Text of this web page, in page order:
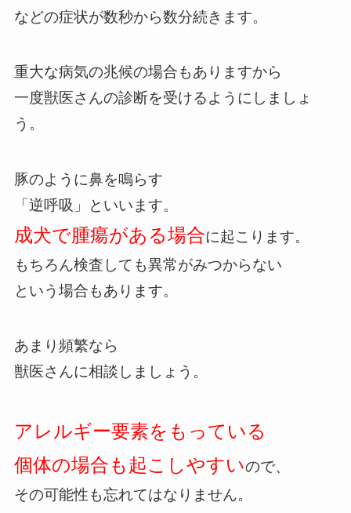
などの症状が数秒から数分続きます。
重大な病気の兆候の場合もありますから
一度獣医さんの診断を受けるようにしましょ
う。
豚のように鼻を鳴らす
「逆呼吸」といいます。
成犬で腫瘍がある場合に起こります。
もちろん検査しても異常がみつからない
という場合もあります。
あまり頻繁なら
獣医さんに相談しましょう。
アレルギー要素をもっている
個体の場合も起こしやすいので、
その可能性も忘れてはなりません。